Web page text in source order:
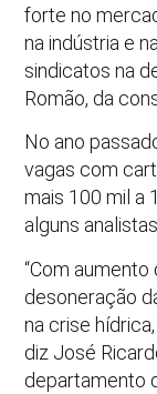
forte no
na indústria e
sindicatos na
Romão, da
No ano
vagas com
mais 100 mil a
alguns
“Com aumento
desoneração
na crise
diz José
departamento